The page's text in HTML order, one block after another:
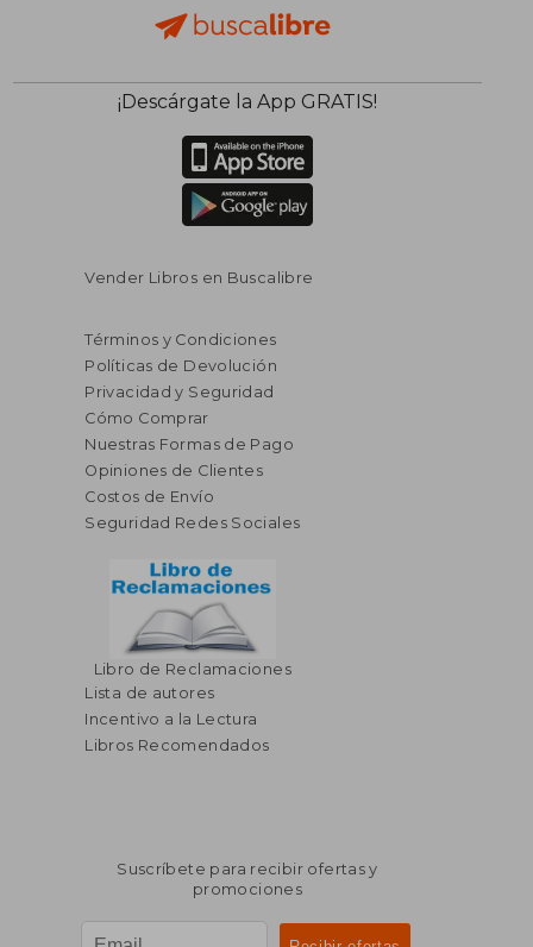
¡Descárgate la App GRATIS!
Vender Libros en Buscalibre
Términos y Condiciones
Políticas de Devolución
Privacidad y Seguridad
Cómo Comprar
Nuestras Formas de Pago
Opiniones de Clientes
Costos de Envío
Seguridad Redes Sociales
Libro de Reclamaciones
Lista de autores
Incentivo a la Lectura
Libros Recomendados
Suscríbete para recibir ofertas y
promociones